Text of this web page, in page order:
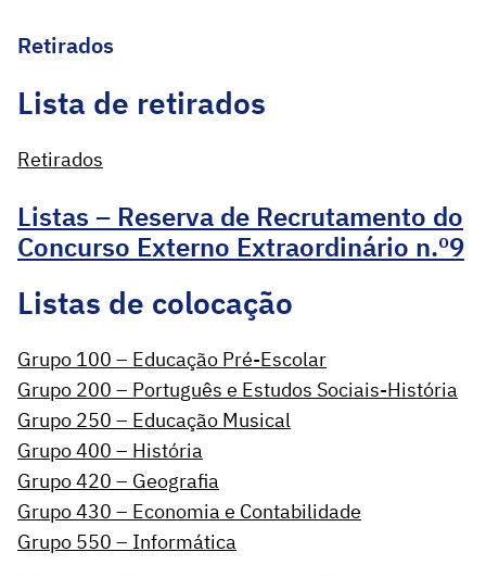
Retirados
Lista de retirados
Retirados
Listas – Reserva de Recrutamento do
Concurso Externo Extraordinário n.º9
Listas de colocação
Grupo 100 – Educação Pré-Escolar
Grupo 200 – Português e Estudos Sociais-História
Grupo 250 – Educação Musical
Grupo 400 – História
Grupo 420 – Geografia
Grupo 430 – Economia e Contabilidade
Grupo 550 – Informática